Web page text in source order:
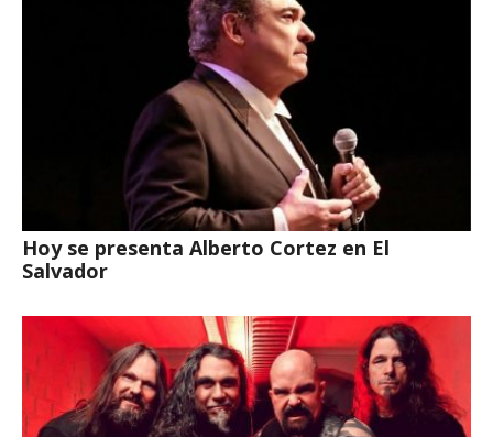
Hoy se presenta Alberto Cortez en El
Salvador